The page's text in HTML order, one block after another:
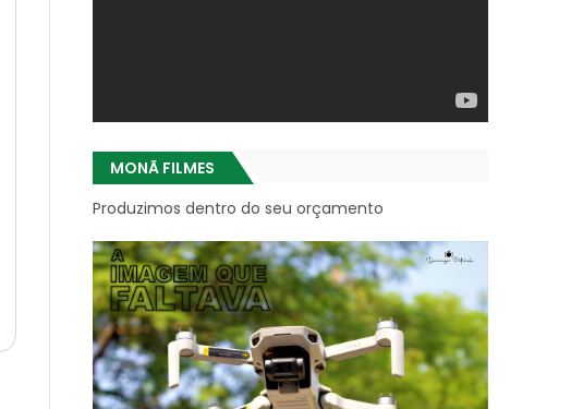
MONÃ FILMES
Produzimos dentro do seu orçamento